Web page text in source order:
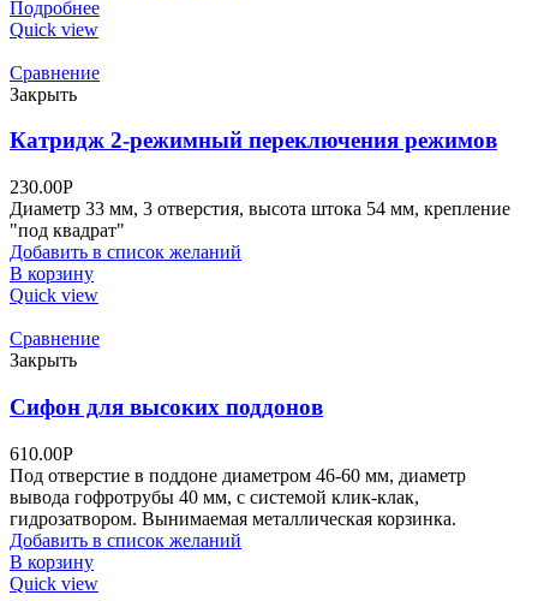
Подробнее
Quick view
Сравнение
Закрыть
Катридж 2-режимный переключения режимов
230.00Р
Диаметр 33 мм, 3 отверстия, высота штока 54 мм, крепление
"под квадрат"
Добавить в список желаний
В корзину
Quick view
Сравнение
Закрыть
Сифон для высоких поддонов
610.00Р
Под отверстие в поддоне диаметром 46-60 мм, диаметр
вывода гофротрубы 40 мм, с системой клик-клак,
гидрозатвором. Вынимаемая металлическая корзинка.
Добавить в список желаний
В корзину
Quick view